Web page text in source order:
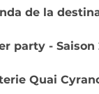
de la
party - Saison
Quai